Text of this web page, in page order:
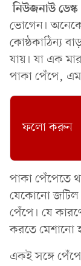
নিউজনাউ
ভোগেন।
কোষ্ঠকাঠিন্য
যায়। যা এক
পাকা পেঁপে,
ফলো করুন
পাকা পেঁপেতে
যেকোনো জটিল
পেঁপে। যে
করতে মেশানো
একই সঙ্গে